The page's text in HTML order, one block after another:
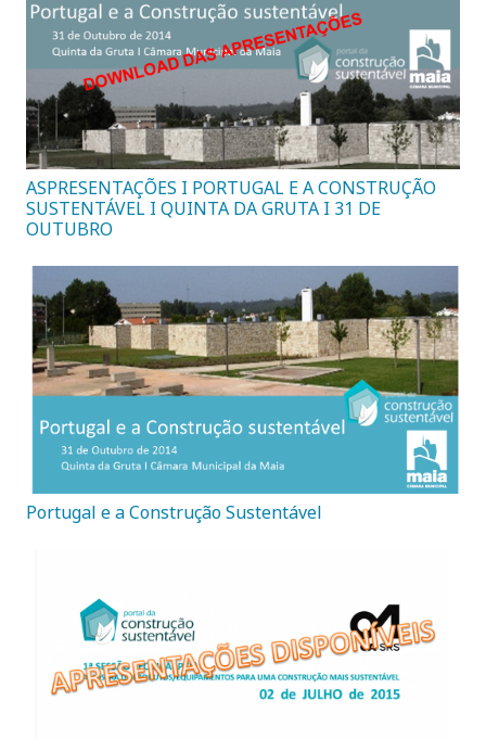
ASPRESENTAÇÕES I PORTUGAL E A CONSTRUÇÃO
SUSTENTÁVEL I QUINTA DA GRUTA I 31 DE
OUTUBRO
Portugal e a Construção Sustentável